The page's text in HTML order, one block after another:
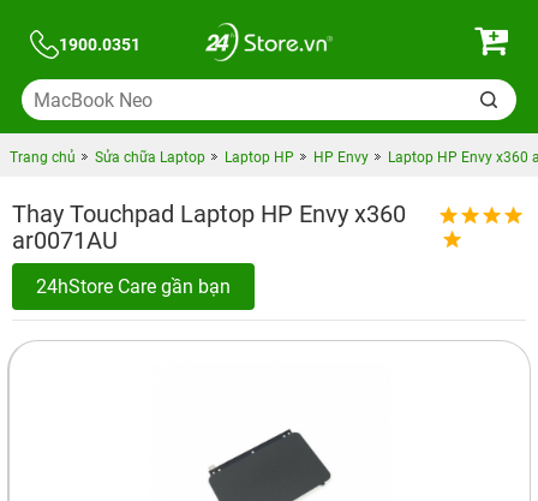
1900.0351
Trang chủ Sửa chữa Laptop Laptop HP HP Envy Laptop HP Envy x360
Thay Touchpad Laptop HP Envy x360
ar0071AU
24hStore Care gần bạn